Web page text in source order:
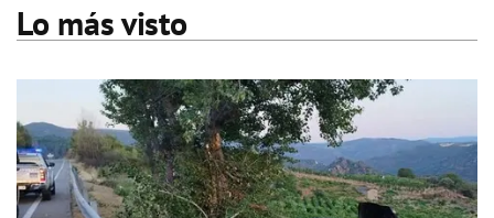
Lo más visto